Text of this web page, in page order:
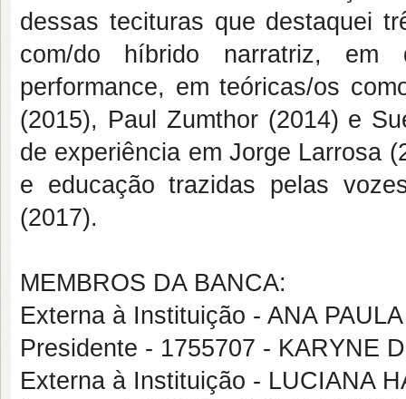
dessas tecituras que destaquei
com/do híbrido narratriz,
performance, em teóricas/os
(2015), Paul Zumthor (2014) e
de experiência em Jorge Larrosa
e educação trazidas pelas
(2017).
MEMBROS DA BANCA:
Externa à Instituição - ANA
Presidente - 1755707 - KARYNE
Externa à Instituição - LUCIANA